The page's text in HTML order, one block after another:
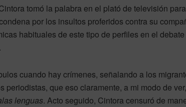
tomó la palabra en el plató de televisión para
por los insultos proferidos contra su
habituales de este tipo de perfiles en el debate
cuando hay crímenes, señalando a los
que eso claramente, a mi modo de
lenguas. Acto seguido, Cintora censuró de